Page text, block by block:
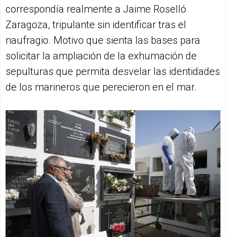
correspondía realmente a Jaime Roselló
Zaragoza, tripulante sin identificar tras el
naufragio. Motivo que sienta las bases para
solicitar la ampliación de la exhumación de
sepulturas que permita desvelar las identidades
de los marineros que perecieron en el mar.